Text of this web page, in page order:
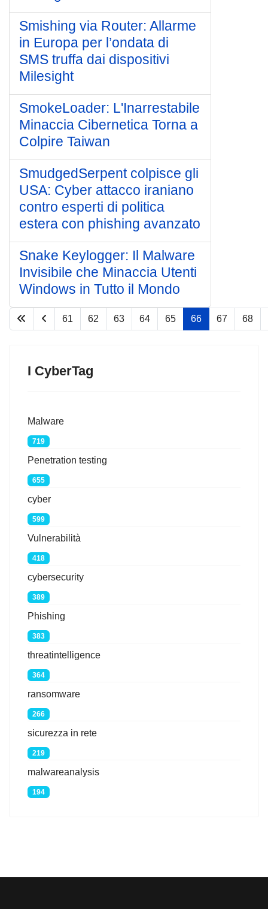
Smishing via Router: Allarme
in Europa per l’ondata di
SMS truffa dai dispositivi
Milesight
SmokeLoader: L'Inarrestabile
Minaccia Cibernetica Torna a
Colpire Taiwan
SmudgedSerpent colpisce gli
USA: Cyber attacco iraniano
contro esperti di politica
estera con phishing avanzato
Snake Keylogger: Il Malware
Invisibile che Minaccia Utenti
Windows in Tutto il Mondo
Pagina 66 di 77
61 62 63 64 65 66 67 68
I CyberTag
Malware
719
Penetration testing
655
cyber
599
Vulnerabilità
418
cybersecurity
389
Phishing
383
threatintelligence
364
ransomware
266
sicurezza in rete
219
malwareanalysis
194